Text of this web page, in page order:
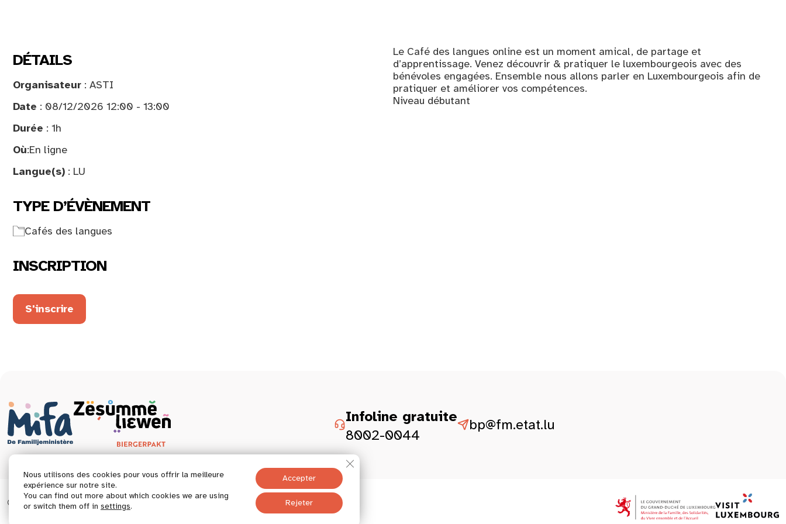
DÉTAILS
Organisateur : ASTI
Date : 08/12/2026 12:00 - 13:00
Durée : 1h
Où:En ligne
Langue(s) : LU
TYPE D’ÉVÈNEMENT
Cafés des langues
INSCRIPTION
S'inscrire
Le Café des langues online est un moment amical, de partage et
d’apprentissage. Venez découvrir & pratiquer le luxembourgeois avec des
bénévoles engagées. Ensemble nous allons parler en Luxembourgeois afin de
pratiquer et améliorer vos compétences.
Niveau débutant
Infoline gratuite
8002-0044
bp@fm.etat.lu
© 2026 Tous droits réservés.Déclaration d’accessibilité Mentions légales
Nous utilisons des cookies pour vous offrir la meilleure
expérience sur notre site.
You can find out more about which cookies we are using
or switch them off in settings.
Accepter
Rejeter
Fermer la bannière des cookies GDPR